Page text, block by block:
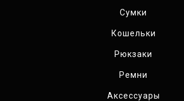
Сумки
Кошельки
Рюкзаки
Ремни
Аксессуары